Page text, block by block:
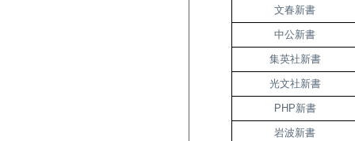
文春新書
中公新書
集英社新書
光文社新書
PHP新書
岩波新書